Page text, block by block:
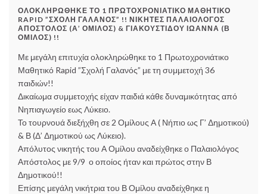
ΟΛΟΚΛΗΡΏΘΗΚΕ ΤΟ 1 ΠΡΩΤΟΧΡΟΝΙΆΤΙΚΟ ΜΑΘΗΤΙΚΌ
RAPID ”ΣΧΟΛΉ ΓΑΛΑΝΌΣ” !! ΝΙΚΗΤΈΣ ΠΑΛΑΙΟΛΌΓΟΣ
ΑΠΌΣΤΟΛΟΣ (Α’ ΌΜΙΛΟΣ) & ΓΙΑΚΟΥΣΤΊΔΟΥ ΙΩΆΝΝΑ (Β
ΌΜΙΛΟΣ) !!
Με μεγάλη επιτυχία ολοκληρώθηκε το 1 Πρωτοχρονιάτικο
Μαθητικό Rapid ”Σχολή Γαλανός” με τη συμμετοχή 36
παιδιών!!
Δικαίωμα συμμετοχής είχαν παιδιά κάθε δυναμικότητας από
Νηπιαγωγείο εως Λύκειο.
Το τουρνουά διεξήχθη σε 2 Ομίλους Α ( Νήπιο ως Γ’ Δημοτικού)
& Β (Δ’ Δημοτικού ως Λύκειο).
Απόλυτος νικητής του Α Ομίλου αναδείχθηκε ο Παλαιολόγος
Απόστολος με 9/9 ο οποίος ήταν και πρώτος στην Β
Δημοτικού!!
Επίσης μεγάλη νικήτρια του Β Ομίλου αναδείχθηκε η